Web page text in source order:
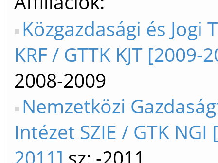
Közgazdasági és Jogi
KRF / GTTK KJT [2009-
2008-2009
Nemzetközi
Intézet SZIE / GTK NGI
2011] sz: -2011